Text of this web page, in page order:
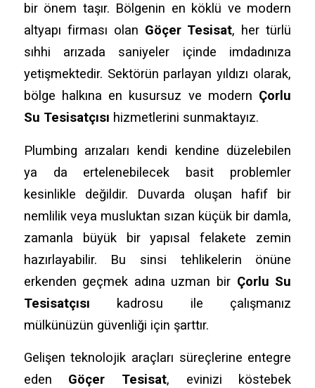
bir önem taşır. Bölgenin en köklü ve modern
altyapı firması olan Göçer Tesisat, her türlü
sıhhi arızada saniyeler içinde imdadınıza
yetişmektedir. Sektörün parlayan yıldızı olarak,
bölge halkına en kusursuz ve modern Çorlu
Su Tesisatçısı hizmetlerini sunmaktayız.
Plumbing arızaları kendi kendine düzelebilen
ya da ertelenebilecek basit problemler
kesinlikle değildir. Duvarda oluşan hafif bir
nemlilik veya musluktan sızan küçük bir damla,
zamanla büyük bir yapısal felakete zemin
hazırlayabilir. Bu sinsi tehlikelerin önüne
erkenden geçmek adına uzman bir Çorlu Su
Tesisatçısı kadrosu ile çalışmanız
mülkünüzün güvenliği için şarttır.
Gelişen teknolojik araçları süreçlerine entegre
eden Göçer Tesisat, evinizi köstebek